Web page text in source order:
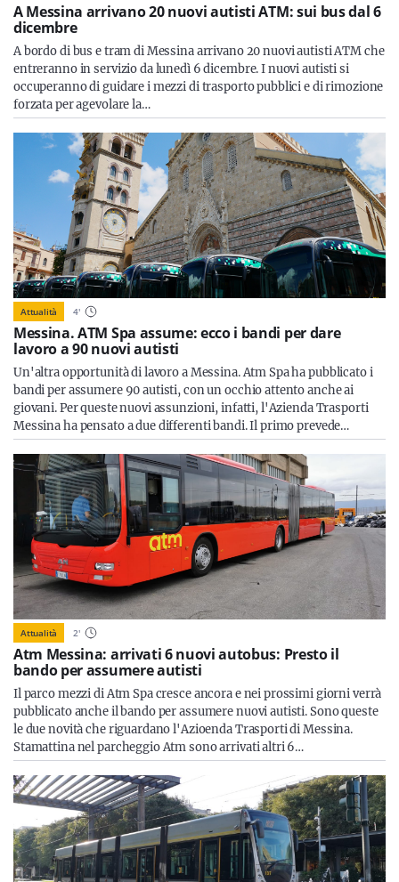
A Messina arrivano 20 nuovi autisti ATM: sui bus dal 6
dicembre
A bordo di bus e tram di Messina arrivano 20 nuovi autisti ATM che
entreranno in servizio da lunedì 6 dicembre. I nuovi autisti si
occuperanno di guidare i mezzi di trasporto pubblici e di rimozione
forzata per agevolare la…
Attualità 4'
Messina. ATM Spa assume: ecco i bandi per dare
lavoro a 90 nuovi autisti
Un'altra opportunità di lavoro a Messina. Atm Spa ha pubblicato i
bandi per assumere 90 autisti, con un occhio attento anche ai
giovani. Per queste nuovi assunzioni, infatti, l'Azienda Trasporti
Messina ha pensato a due differenti bandi. Il primo prevede…
Attualità 2'
Atm Messina: arrivati 6 nuovi autobus: Presto il
bando per assumere autisti
Il parco mezzi di Atm Spa cresce ancora e nei prossimi giorni verrà
pubblicato anche il bando per assumere nuovi autisti. Sono queste
le due novità che riguardano l'Azioenda Trasporti di Messina.
Stamattina nel parcheggio Atm sono arrivati altri 6…